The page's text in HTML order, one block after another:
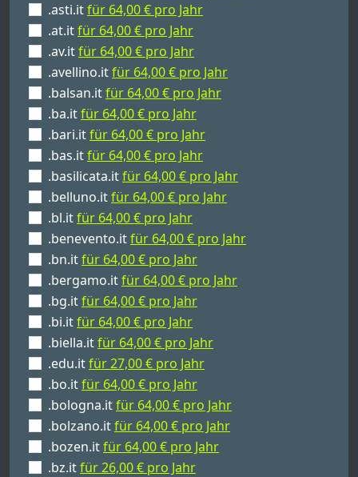
.asti.itfür 64,00 € pro Jahr
.at.itfür 64,00 € pro Jahr
.av.itfür 64,00 € pro Jahr
.avellino.itfür 64,00 € pro Jahr
.balsan.itfür 64,00 € pro Jahr
.ba.itfür 64,00 € pro Jahr
.bari.itfür 64,00 € pro Jahr
.bas.itfür 64,00 € pro Jahr
.basilicata.itfür 64,00 € pro Jahr
.belluno.itfür 64,00 € pro Jahr
.bl.itfür 64,00 € pro Jahr
.benevento.itfür 64,00 € pro Jahr
.bn.itfür 64,00 € pro Jahr
.bergamo.itfür 64,00 € pro Jahr
.bg.itfür 64,00 € pro Jahr
.bi.itfür 64,00 € pro Jahr
.biella.itfür 64,00 € pro Jahr
.edu.itfür 27,00 € pro Jahr
.bo.itfür 64,00 € pro Jahr
.bologna.itfür 64,00 € pro Jahr
.bolzano.itfür 64,00 € pro Jahr
.bozen.itfür 64,00 € pro Jahr
.bz.itfür 26,00 € pro Jahr